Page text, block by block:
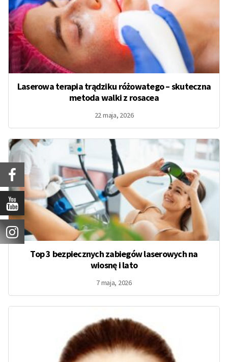
Laserowa terapia trądziku różowatego – skuteczna
metoda walki z rosacea
22 maja, 2026
Top 3 bezpiecznych zabiegów laserowych na
wiosnę i lato
7 maja, 2026